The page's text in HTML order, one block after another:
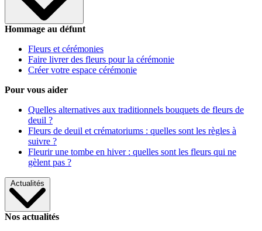
Hommage au défunt
Fleurs et cérémonies
Faire livrer des fleurs pour la cérémonie
Créer votre espace cérémonie
Pour vous aider
Quelles alternatives aux traditionnels bouquets de fleurs de
deuil ?
Fleurs de deuil et crématoriums : quelles sont les règles à
suivre ?
Fleurir une tombe en hiver : quelles sont les fleurs qui ne
gèlent pas ?
Actualités
Nos actualités